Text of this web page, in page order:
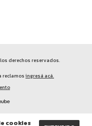
cookies
derechos reservados.
reclamos ingresá acá.